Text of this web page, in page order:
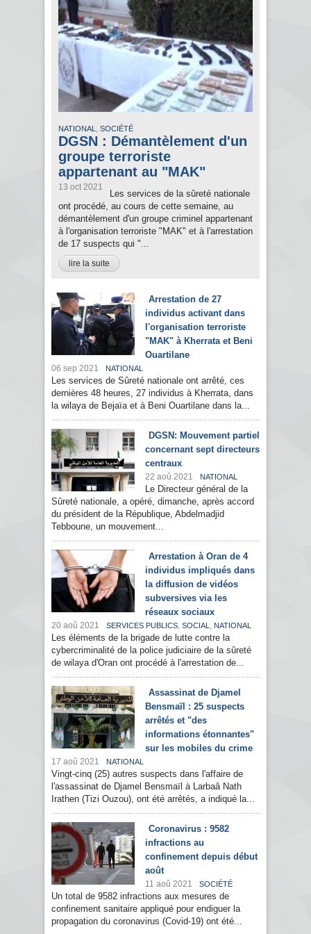
NATIONAL , SOCIÉTÉ
DGSN : Démantèlement d'un
groupe terroriste
appartenant au "MAK"
13 oct 2021
Les services de la sûreté nationale
ont procédé, au cours de cette semaine, au
démantèlement d'un groupe criminel appartenant
à l'organisation terroriste "MAK" et à l'arrestation
de 17 suspects qui "...
lire la suite
Arrestation de 27
individus activant dans
l'organisation terroriste
"MAK" à Kherrata et Beni
Ouartilane
06 sep 2021 NATIONAL
Les services de Sûreté nationale ont arrêté, ces
dernières 48 heures, 27 individus à Kherrata, dans
la wilaya de Bejaïa et à Beni Ouartilane dans la...
DGSN: Mouvement partiel
concernant sept directeurs
centraux
22 aoû 2021 NATIONAL
Le Directeur général de la
Sûreté nationale, a opéré, dimanche, après accord
du président de la République, Abdelmadjid
Tebboune, un mouvement...
Arrestation à Oran de 4
individus impliqués dans
la diffusion de vidéos
subversives via les
réseaux sociaux
20 aoû 2021 SERVICES PUBLICS, SOCIAL , NATIONAL
Les éléments de la brigade de lutte contre la
cybercriminalité de la police judiciaire de la sûreté
de wilaya d'Oran ont procédé à l'arrestation de...
Assassinat de Djamel
Bensmaïl : 25 suspects
arrêtés et "des
informations étonnantes"
sur les mobiles du crime
17 aoû 2021 NATIONAL
Vingt-cinq (25) autres suspects dans l'affaire de
l'assassinat de Djamel Bensmaïl à Larbaâ Nath
Irathen (Tizi Ouzou), ont été arrêtés, a indiqué la...
Coronavirus : 9582
infractions au
confinement depuis début
août
11 aoû 2021 SOCIÉTÉ
Un total de 9582 infractions aux mesures de
confinement sanitaire appliqué pour endiguer la
propagation du coronavirus (Covid-19) ont été...